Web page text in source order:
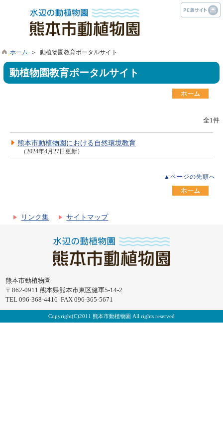
ホーム ＞ 動植物園教育ポータルサイト
動植物園教育ポータルサイト
全1件
熊本市動植物園における自然環境教育
（2024年4月27日更新）
▲ページの先頭へ
リンク集 サイトマップ
熊本市動植物園
〒862-0911 熊本県熊本市東区健軍5-14-2
TEL 096-368-4416 FAX 096-365-5671
Copyright(C)2011 熊本市動植物園 All rights reserved